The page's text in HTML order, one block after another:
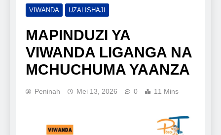
VIWANDA UZALISHAJI
MAPINDUZI YA
VIWANDA LIGANGA NA
MCHUCHUMA YAANZA
Peninah Mei 13, 2026 0 11 Mins